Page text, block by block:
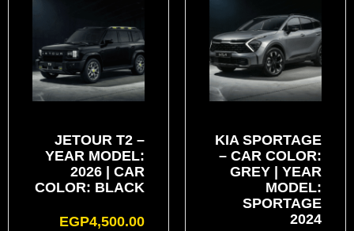
KIA SPORTAGE
– CAR COLOR:
GREY | YEAR
MODEL:
SPORTAGE
2024
JETOUR T2 –
YEAR MODEL:
2026 | CAR
COLOR: BLACK
EGP4,500.00